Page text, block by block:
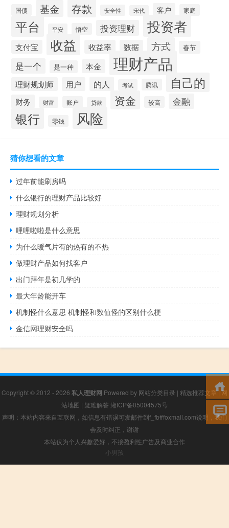
国债 基金 存款 安全性 宋代 客户 家庭
平台 平安 悟空 投资理财 投资者
支付宝 收益 收益率 数据 方式 春节
是一个 是一种 本金 理财产品
理财规划师 用户 的人 考试 腾讯 自己的
财务 财富 账户 贷款 资金 较高 金融
银行 零钱 风险
猜你想看的文章
过年前能刷房吗
什么银行的理财产品比较好
理财规划分析
哩哩啦啦是什么意思
为什么暖气片有的热有的不热
做理财产品如何找客户
出门拜年是初几学的
最大年龄能开车
机制怪什么意思 机制怪和数值怪的区别什么梗
金信网理财安全吗
Copyright © 2012 - 2026 私人理财网 Powered by 网站分类目录 | 精选推荐文章|网
站地图 | 疑难解答 湘ICP备05004575号
声明：本站内容来自互联网，如信息有错误可发邮件到f_fb#foxmail.com说明，我们
会及时纠正，谢谢
本站仅为个人兴趣爱好，不接盈利性广告及商业合作
小男孩